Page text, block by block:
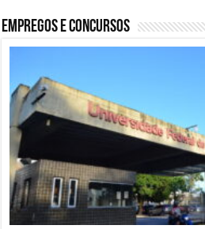
Empregos e Concursos